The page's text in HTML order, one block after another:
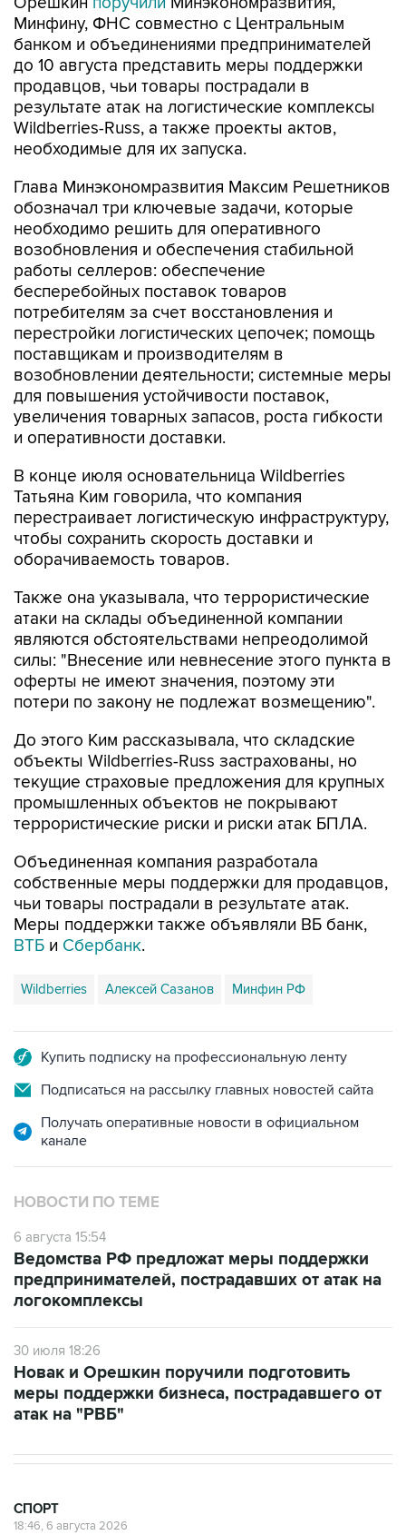
Минфину, ФНС совместно с Центральным
банком и объединениями предпринимателей
до 10 августа представить меры поддержки
продавцов, чьи товары пострадали в
результате атак на логистические комплексы
Wildberries-Russ, а также проекты актов,
необходимые для их запуска.
Глава Минэкономразвития Максим Решетников
обозначал три ключевые задачи, которые
необходимо решить для оперативного
возобновления и обеспечения стабильной
работы селлеров: обеспечение
бесперебойных поставок товаров
потребителям за счет восстановления и
перестройки логистических цепочек; помощь
поставщикам и производителям в
возобновлении деятельности; системные меры
для повышения устойчивости поставок,
увеличения товарных запасов, роста гибкости
и оперативности доставки.
В конце июля основательница Wildberries
Татьяна Ким говорила, что компания
перестраивает логистическую инфраструктуру,
чтобы сохранить скорость доставки и
оборачиваемость товаров.
Также она указывала, что террористические
атаки на склады объединенной компании
являются обстоятельствами непреодолимой
силы: "Внесение или невнесение этого пункта в
оферты не имеют значения, поэтому эти
потери по закону не подлежат возмещению".
До этого Ким рассказывала, что складские
объекты Wildberries-Russ застрахованы, но
текущие страховые предложения для крупных
промышленных объектов не покрывают
террористические риски и риски атак БПЛА.
Объединенная компания разработала
собственные меры поддержки для продавцов,
чьи товары пострадали в результате атак.
Меры поддержки также объявляли ВБ банк,
ВТБ и Сбербанк.
Wildberries Алексей Сазанов Минфин РФ
Купить подписку на профессиональную ленту
Подписаться на рассылку главных новостей сайта
Получать оперативные новости в официальном
канале
НОВОСТИ ПО ТЕМЕ
6 августа 15:54
Ведомства РФ предложат меры поддержки
предпринимателей, пострадавших от атак на
логокомплексы
30 июля 18:26
Новак и Орешкин поручили подготовить
меры поддержки бизнеса, пострадавшего от
атак на "РВБ"
СПОРТ
18:46, 6 августа 2026